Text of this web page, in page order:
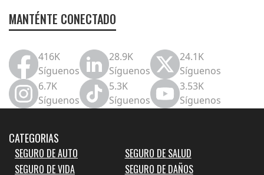
MANTÉNTE CONECTADO
416K
Síguenos
28.9K
Síguenos
24.1K
Síguenos
6.7K
Síguenos
5.3K
Síguenos
3.53K
Síguenos
CATEGORIAS
SEGURO DE AUTO
SEGURO DE SALUD
SEGURO DE VIDA
SEGURO DE DAÑOS